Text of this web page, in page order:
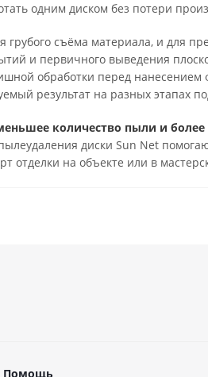
одним диском без потери
грубого съёма материала, и для
и первичного выведения
обработки перед нанесением
результат на разных этапах
количество пыли и
диски Sun Net
отделки на объекте или в
Помощь